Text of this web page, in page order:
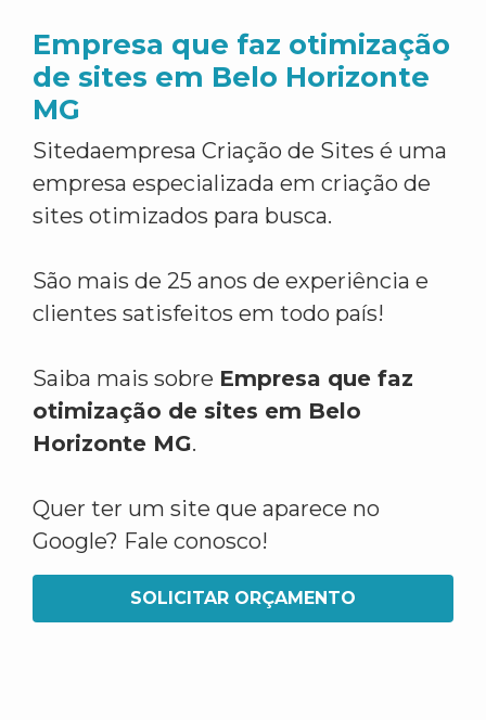
Empresa que faz otimização
de sites em Belo Horizonte
MG
Sitedaempresa Criação de Sites é uma
empresa especializada em criação de
sites otimizados para busca.
São mais de 25 anos de experiência e
clientes satisfeitos em todo país!
Saiba mais sobre Empresa que faz
otimização de sites em Belo
Horizonte MG.
Quer ter um site que aparece no
Google? Fale conosco!
SOLICITAR ORÇAMENTO